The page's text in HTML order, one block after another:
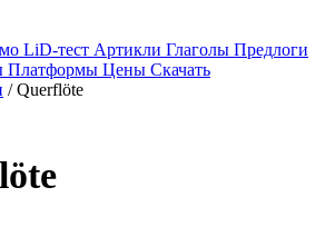
LiD-тест Артикли Глаголы Предлоги
Платформы Цены Скачать
/ Querflöte